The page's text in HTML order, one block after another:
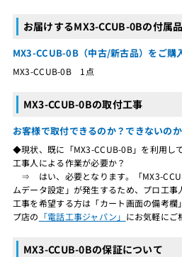
お届けするMX3-CCUB-0Bの付属品
MX3-CCUB-0B（中古/新古品）をご購
MX3-CCUB-0B 1点
MX3-CCUB-0Bの取付工事
お客様で取付できるのか？できないの
◆現状、既に「MX3-CCUB-0B」を利用し
工事人による作業が必要か？
⇒ はい、必要となります。「MX3-
ムデータ設定」が発生するため、プロ工事
工事を希望する方は「カート画面の備考
プ店の 「電話工事ジャパン」 にお気軽にご
MX3-CCUB-0Bの保証について